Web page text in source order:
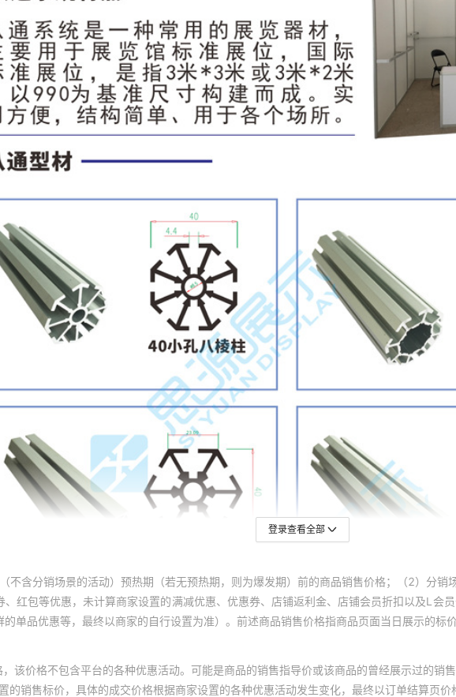
登录查看全部
不含分销场景的活动）预热期（若无预热期，则为爆发期）前的商品销售价格；（2）分
红包等优惠，未计算商家设置的满减优惠、优惠券、店铺返利金、店铺会员折扣以及L会
单品优惠等，最终以商家的自行设置为准）。前述商品销售价格指商品页面当日展示的
该价格不包含平台的各种优惠活动。可能是商品的销售指导价或该商品的曾经展示过的销
的销售标价，具体的成交价格根据商家设置的各种优惠活动发生变化，最终以订单结算页价